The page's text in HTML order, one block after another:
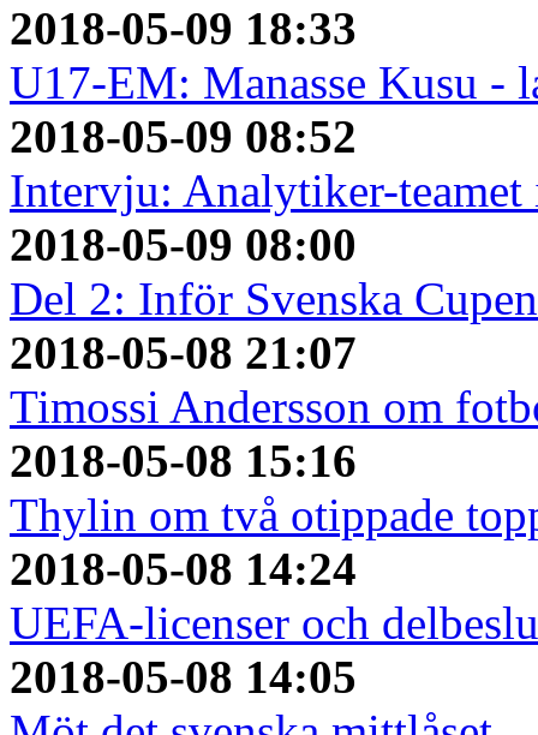
2018-05-09 18:33
U17-EM: Manasse Kusu -
2018-05-09 08:52
Intervju: Analytiker-
2018-05-09 08:00
Del 2: Inför Svenska
2018-05-08 21:07
Timossi Andersson om
2018-05-08 15:16
Thylin om två otippade
2018-05-08 14:24
UEFA-licenser och
2018-05-08 14:05